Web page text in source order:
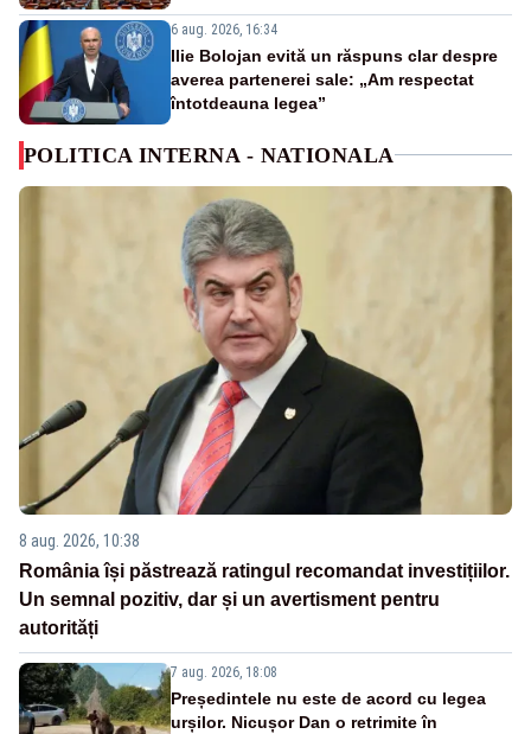
6 aug. 2026, 16:34
Ilie Bolojan evită un răspuns clar despre
averea partenerei sale: „Am respectat
întotdeauna legea”
POLITICA INTERNA - NATIONALA
8 aug. 2026, 10:38
România își păstrează ratingul recomandat investițiilor.
Un semnal pozitiv, dar și un avertisment pentru
autorități
7 aug. 2026, 18:08
Președintele nu este de acord cu legea
urșilor. Nicușor Dan o retrimite în